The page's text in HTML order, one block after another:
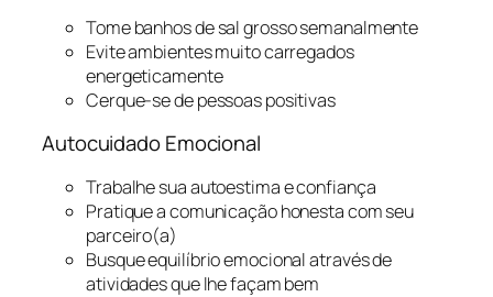
Tome banhos de sal grosso semanalmente
Evite ambientes muito carregados
energeticamente
Cerque-se de pessoas positivas
Autocuidado Emocional
Trabalhe sua autoestima e confiança
Pratique a comunicação honesta com seu
parceiro(a)
Busque equilíbrio emocional através de
atividades que lhe façam bem